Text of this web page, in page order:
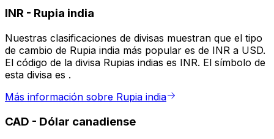
INR - Rupia india
Nuestras clasificaciones de divisas muestran que el tipo
de cambio de Rupia india más popular es de INR a USD.
El código de la divisa Rupias indias es INR. El símbolo de
esta divisa es ₹.
Más información sobre Rupia india
CAD - Dólar canadiense